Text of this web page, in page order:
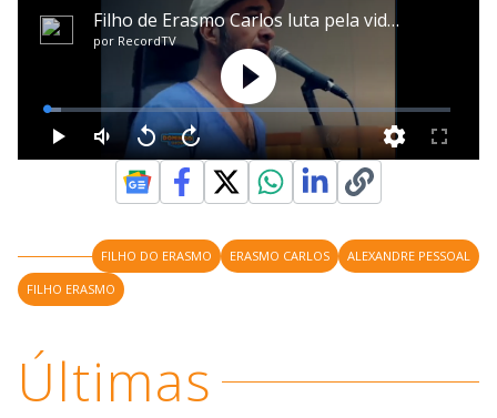
FILHO DO ERASMO ERASMO CARLOS
ALEXANDRE PESSOAL
FILHO ERASMO
Últimas